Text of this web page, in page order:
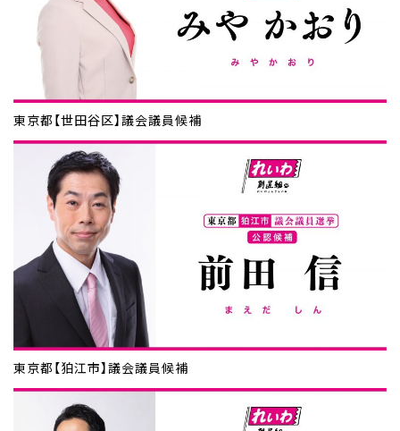
東京都【世田谷区】議会議員候補
東京都【狛江市】議会議員候補